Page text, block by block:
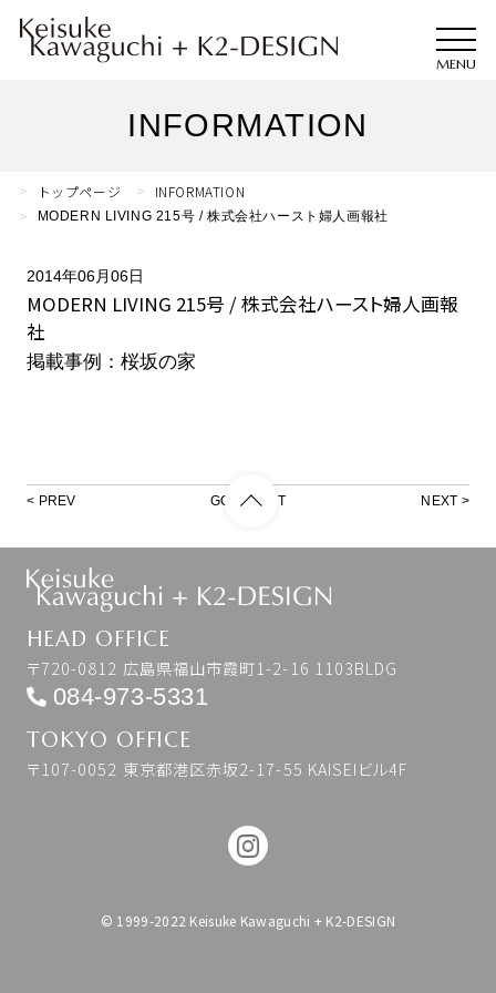
INFORMATION
トップページ INFORMATION
MODERN LIVING 215号 / 株式会社ハースト婦人画報社
2014年06月06日
MODERN LIVING 215号 / 株式会社ハースト婦人画報
社
掲載事例：桜坂の家
PREV GO TO LIST NEXT
HEAD OFFICE
〒720-0812 広島県福山市霞町1-2-16 1103BLDG
084-973-5331
TOKYO OFFICE
〒107-0052 東京都港区赤坂2-17-55 KAISEIビル4F
© 1999-2022 Keisuke Kawaguchi + K2-DESIGN